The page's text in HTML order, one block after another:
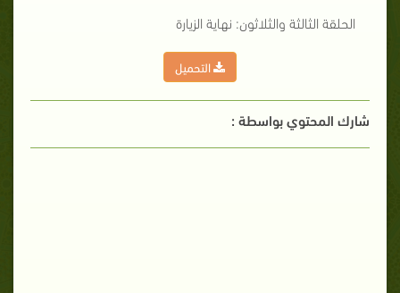
الحلقة الثالثة والثلاثون: نهاية الزيارة
التحميل
شارك المحتوي بواسطة :